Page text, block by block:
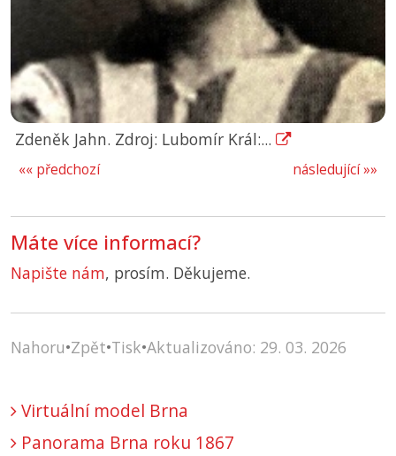
Zdeněk Jahn. Zdroj: Lubomír Král:...
následující »»
«« předchozí
Máte více informací?
Napište nám, prosím. Děkujeme.
Nahoru•Zpět•Tisk•Aktualizováno: 29. 03. 2026
Virtuální model Brna
Panorama Brna roku 1867